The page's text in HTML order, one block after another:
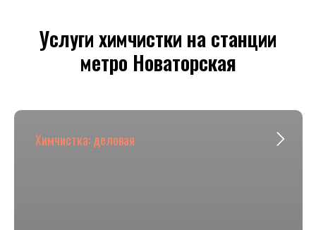
Услуги химчистки на станции
метро Новаторская
Химчистка: деловая